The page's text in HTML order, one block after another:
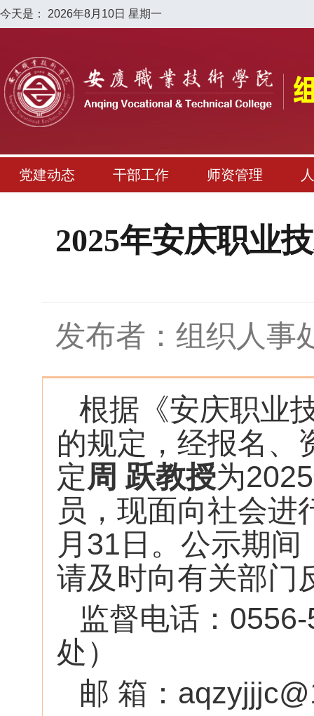
今天是： 2026年8月10日 星期一
党建动态 干部工作 师资管理
2025年安庆职业
发布者：组织人事
根据《安庆职业
的规定，经报名、
定周 跃教授为
员，现面向社会
月31日。公示期
请及时向有关部门
监督电话：
处）
邮 箱：